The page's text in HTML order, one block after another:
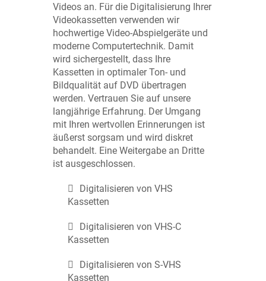
Videos an. Für die Digitalisierung Ihrer
Videokassetten verwenden wir
hochwertige Video-Abspielgeräte und
moderne Computertechnik. Damit
wird sichergestellt, dass Ihre
Kassetten in optimaler Ton- und
Bildqualität auf DVD übertragen
werden. Vertrauen Sie auf unsere
langjährige Erfahrung. Der Umgang
mit Ihren wertvollen Erinnerungen ist
äußerst sorgsam und wird diskret
behandelt. Eine Weitergabe an Dritte
ist ausgeschlossen.
Digitalisieren von VHS
Kassetten
Digitalisieren von VHS-C
Kassetten
Digitalisieren von S-VHS
Kassetten